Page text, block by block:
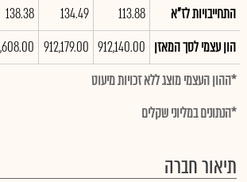
התחייבויות לז"א
113.88
134.49
138.38
הון עצמי לסך המאזן 912,140.00
912,179.00
*ההון העצמי מוצג ללא זכויות מיעוט
*הנתונים במליוני שקלים
תיאור חברה